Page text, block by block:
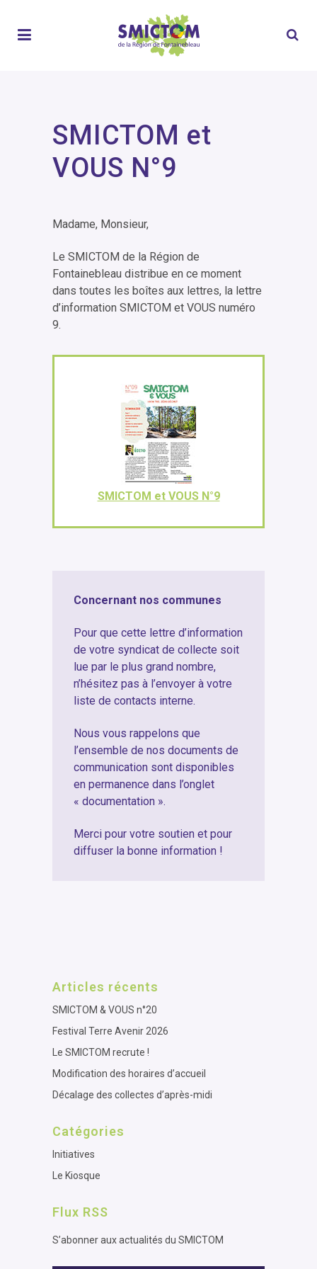
SMICTOM et
VOUS N°9
Madame, Monsieur,
Le SMICTOM de la Région de
Fontainebleau distribue en ce moment
dans toutes les boîtes aux lettres, la lettre
d’information SMICTOM et VOUS numéro
9.
SMICTOM et VOUS N°9
Concernant nos communes
Pour que cette lettre d’information
de votre syndicat de collecte soit
lue par le plus grand nombre,
n’hésitez pas à l’envoyer à votre
liste de contacts interne.
Nous vous rappelons que
l’ensemble de nos documents de
communication sont disponibles
en permanence dans l’onglet
« documentation ».
Merci pour votre soutien et pour
diffuser la bonne information !
Articles récents
SMICTOM & VOUS n°20
Festival Terre Avenir 2026
Le SMICTOM recrute !
Modification des horaires d’accueil
Décalage des collectes d’après-midi
Catégories
Initiatives
Le Kiosque
Flux RSS
S’abonner aux actualités du SMICTOM